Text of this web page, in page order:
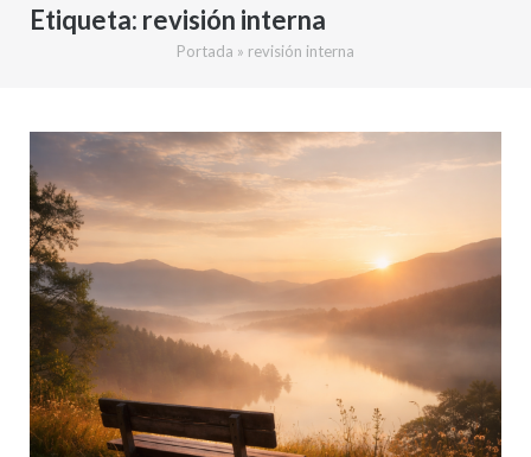
Etiqueta: revisión interna
Portada » revisión interna